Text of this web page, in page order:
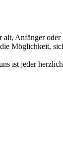
Anfänger
Möglichkeit,
ist jeder